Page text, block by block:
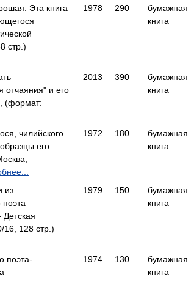
Эта книга
стр.)
1978 290
бумажная
книга
отчаяния" и его
(формат:
2013 390
бумажная
книга
чилийского
его
1972 180
бумажная
книга
из
поэта
16, 128 стр.)
1979 150
бумажная
книга
поэта-
1974 130
бумажная
книга